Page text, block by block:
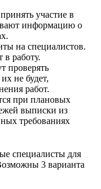
участие в
информацию о
на специалистов.
в работу.
проверять
не будет,
работ.
при плановых
выписки из
требованиях
специалисты для
3 варианта